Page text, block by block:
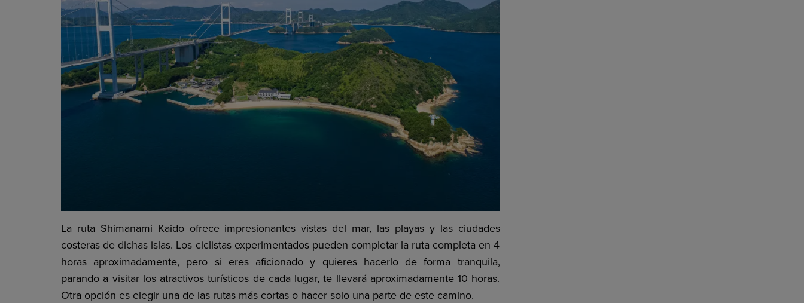
La ruta Shimanami Kaido ofrece impresionantes vistas del mar, las playas y las ciudades
costeras de dichas islas. Los ciclistas experimentados pueden completar la ruta completa en 4
horas aproximadamente, pero si eres aficionado y quieres hacerlo de forma tranquila,
parando a visitar los atractivos turísticos de cada lugar, te llevará aproximadamente 10 horas.
Otra opción es elegir una de las rutas más cortas o hacer solo una parte de este camino.